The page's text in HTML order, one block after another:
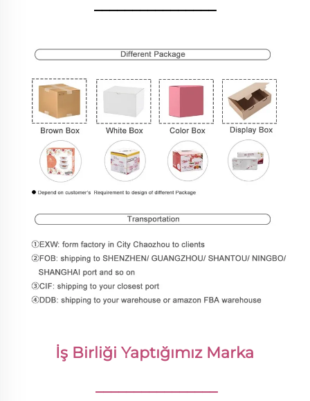
________________
İş Birliği Yaptığımız Marka
________________